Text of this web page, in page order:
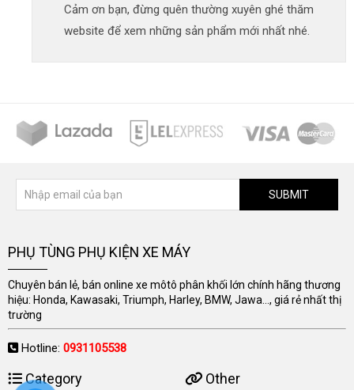
Cảm ơn bạn, đừng quên thường xuyên ghé thăm
website để xem những sản phẩm mới nhất nhé.
SUBMIT
PHỤ TÙNG PHỤ KIỆN XE MÁY
Chuyên bán lẻ, bán online xe môtô phân khối lớn chính hãng thương
hiệu: Honda, Kawasaki, Triumph, Harley, BMW, Jawa..., giá rẻ nhất thị
trường
Hotline: 0931105538
Category Other